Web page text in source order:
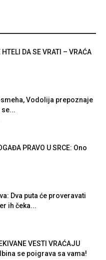
HTELI DA SE VRATI – VRAĆA
Vodolija prepoznaje
PRAVO U SRCE: Ono
Dva puta će proveravati
ih čeka...
VESTI VRAĆAJU
se poigrava sa vama!